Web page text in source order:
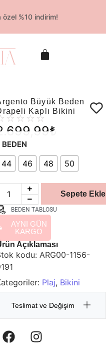
%10 indirim!
Büyük Beden
Kaplı Bikini
☆ ☆ ☆ ☆
₺
BEDEN
44 46 48 50
Sepete Ekle
BEDEN TABLOSU
AYNI GÜN
KARGO
Açıklaması
kodu:ARG00-1156-
Plaj, Bikini
Teslimat ve Değişim